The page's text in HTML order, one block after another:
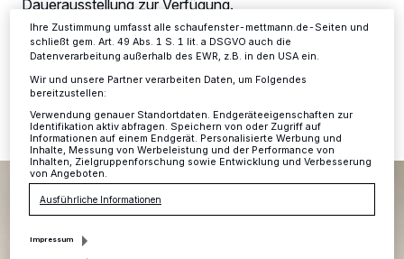
Dauerausstellung zur Verfügung.
18.12.2015 , 19:13 Uhr 2 Minuten Lesezeit
Informationen finden Sie in unserer Datenschutzerklärung.
Ihre Zustimmung umfasst alle schaufenster-mettmann.de-Seiten und
schließt gem. Art. 49 Abs. 1 S. 1 lit. a DSGVO auch die
Datenverarbeitung außerhalb des EWR, z.B. in den USA ein.
Wir und unsere Partner verarbeiten Daten, um Folgendes
bereitzustellen:
Verwendung genauer Standortdaten. Endgeräteeigenschaften zur
Identifikation aktiv abfragen. Speichern von oder Zugriff auf
Informationen auf einem Endgerät. Personalisierte Werbung und
Inhalte, Messung von Werbeleistung und der Performance von
Inhalten, Zielgruppenforschung sowie Entwicklung und Verbesserung
von Angeboten.
Ausführliche Informationen
Impressum